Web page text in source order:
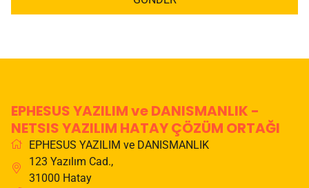
EPHESUS YAZILIM ve DANISMANLIK -
NETSIS YAZILIM HATAY ÇÖZÜM ORTAĞI
EPHESUS YAZILIM ve DANISMANLIK
123 Yazılım Cad.,
31000 Hatay